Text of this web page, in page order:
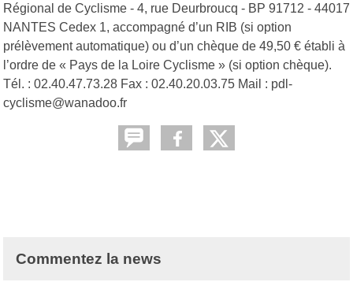
Régional de Cyclisme - 4, rue Deurbroucq - BP 91712 - 44017
NANTES Cedex 1, accompagné d’un RIB (si option
prélèvement automatique) ou d’un chèque de 49,50 € établi à
l’ordre de « Pays de la Loire Cyclisme » (si option chèque).
Tél. : 02.40.47.73.28 Fax : 02.40.20.03.75 Mail : pdl-
cyclisme@wanadoo.fr
Commentez la news